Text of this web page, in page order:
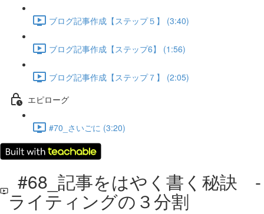
ブログ記事作成【ステップ５】 (3:40)
ブログ記事作成【ステップ6】 (1:56)
ブログ記事作成【ステップ７】 (2:05)
エピローグ
#70_さいごに (3:20)
#68_記事をはやく書く秘訣 -
ライティングの３分割